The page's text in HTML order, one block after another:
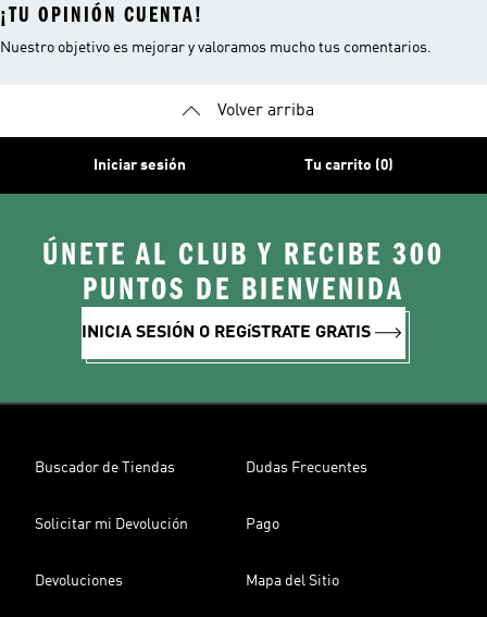
¡TU OPINIÓN CUENTA!
Nuestro objetivo es mejorar y valoramos mucho tus comentarios.
Volver arriba
Iniciar sesión Tu carrito (0)
ÚNETE AL CLUB Y RECIBE 300
PUNTOS DE BIENVENIDA
INICIA SESIÓN O REGíSTRATE GRATIS
Buscador de Tiendas Dudas Frecuentes
Solicitar mi Devolución Pago
Devoluciones Mapa del Sitio